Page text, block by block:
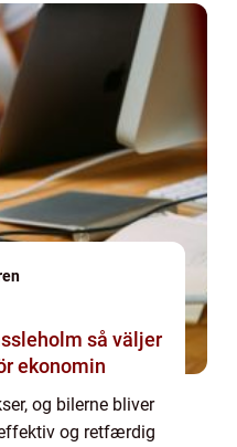
så väljer
ekonomin
og bilerne bliver
og retfærdig